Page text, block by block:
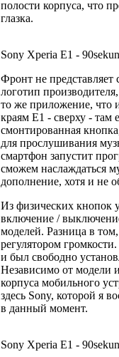
полости корпуса, что
глазка.
Sony Xperia E1 -
Фронт не представляет
логотип
то же приложение, что
краям E1 - сверху - там
смонтированная
для прослушивания
смартфон запустит
сможем наслаждаться
дополнение, хотя и не
Из физических кнопок у
включение /
моделей. Разница в
регулятором
и был свободно
Независимо от модели
корпуса мобильного
здесь Sony, которой я
в данный момент.
Sony Xperia E1 -